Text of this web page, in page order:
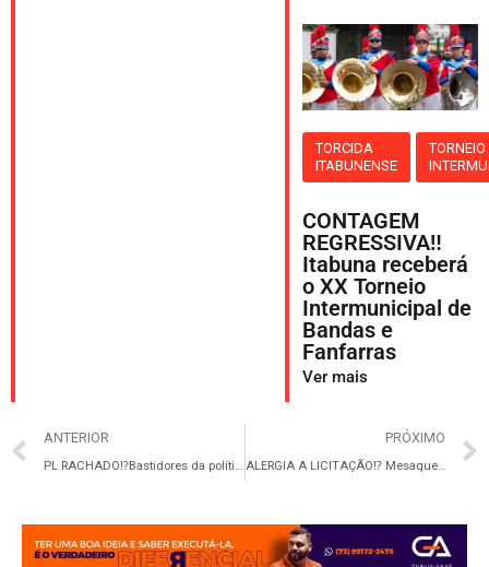
TORCIDA
ITABUNENSE
TORNEIO
CONTAGEM
REGRESSIVA‼️
Itabuna receberá
o XX Torneio
Intermunicipal de
Bandas e
Fanfarras
Ver mais
ANTERIOR
PL RACHADO⁉️Bastidores da política baiana pegam fogo com impasse entre ACM Neto e PL
PRÓXIMO
ALERGIA A LICITAÇÃO⁉️ Mesaque Soares desafia Valderico Júnior e eleva tensão sobre licitação do transporte público em Ilhéus